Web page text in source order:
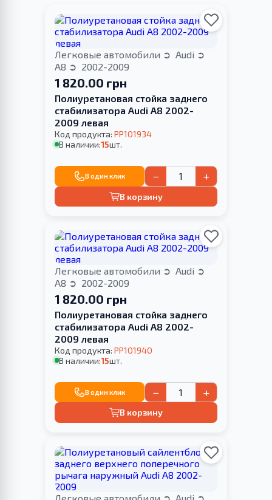
Легковые автомобили
Audi
A8
2002-2009
1 820.00 грн
Полиуретановая стойка заднего
стабилизатора Audi A8 2002-
2009 левая
Код продукта: PP101934
В наличии:15шт.
В один клик − +
В корзину
Легковые автомобили
Audi
A8
2002-2009
1 820.00 грн
Полиуретановая стойка заднего
стабилизатора Audi A8 2002-
2009 левая
Код продукта: PP101940
В наличии:15шт.
В один клик − +
В корзину